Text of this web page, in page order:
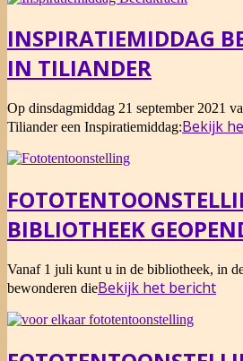
INSPIRATIEMIDDAG
IN TILIANDER
2021-
08-
Op dinsdagmiddag 21 september 2021
Tiliander een Inspiratiemiddag:Bekijk
BIBLIOTHEEK
2021-
07-
Vanaf 1 juli kunt u in de bibliotheek, in
bewonderen dieBekijk het bericht